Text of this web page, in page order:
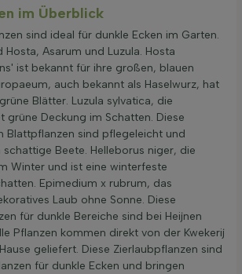
im Überblick
sind ideal für dunkle Ecken im Garten.
Hosta, Asarum und Luzula. Hosta
ist bekannt für ihre großen, blauen
auch bekannt als Haselwurz, hat
Blätter. Luzula sylvatica, die
grüne Deckung im Schatten. Diese
Blattpflanzen sind pflegeleicht und
Beete. Helleborus niger, die
Winter und ist eine winterfeste
Epimedium x rubrum, das
Laub ohne Sonne. Diese
für dunkle Bereiche sind bei Heijnen
Pflanzen kommen direkt von der Kwekerij
geliefert. Diese Zierlaubpflanzen sind
für dunkle Ecken und bringen